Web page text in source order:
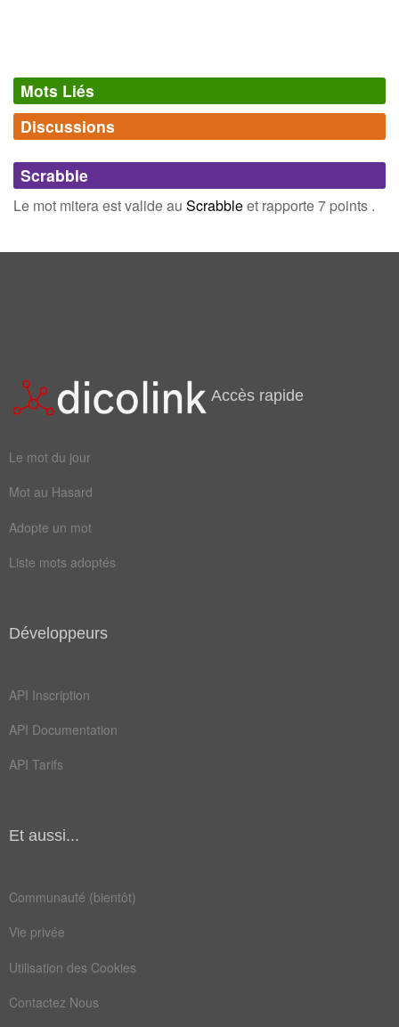
Mots Liés
Synonymes(0)
Mots avec la même signification
Mots liés par leur sémantique
Discussions
Connectez-vous inscrivez-vous
Scrabble
Le mot mitera est valide au Scrabbleet rapporte 7 points .
Accès rapide
Le mot du jour
Mot au Hasard
Adopte un mot
Liste mots adoptés
Développeurs
API Inscription
API Documentation
API Tarifs
Et aussi...
Communauté (bientôt)
Vie privée
Utilisation des Cookies
Contactez Nous